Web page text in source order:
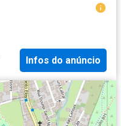
Infos do anúncio